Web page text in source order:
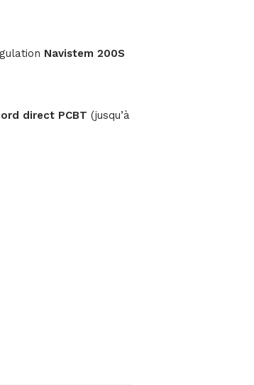
Navistem 200S
direct PCBT (jusqu’à